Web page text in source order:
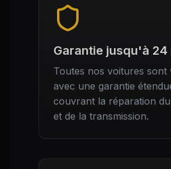
Garantie jusqu'à 24
Toutes nos voitures sont
avec une garantie
couvrant la réparation
et de la transmission.